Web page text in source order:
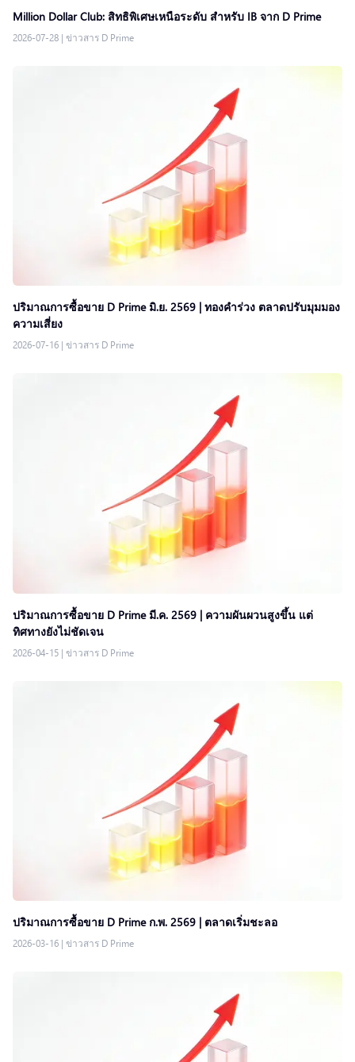
Million Dollar Club: สิทธิพิเศษเหนือระดับ สำหรับ IB จาก D Prime
2026-07-28 | ข่าวสาร D Prime
ปริมาณการซื้อขาย D Prime มิ.ย. 2569 | ทองคำร่วง ตลาดปรับมุมมอง
ความเสี่ยง
2026-07-16 | ข่าวสาร D Prime
ปริมาณการซื้อขาย D Prime มี.ค. 2569 | ความผันผวนสูงขึ้น แต่
ทิศทางยังไม่ชัดเจน
2026-04-15 | ข่าวสาร D Prime
ปริมาณการซื้อขาย D Prime ก.พ. 2569 | ตลาดเริ่มชะลอ
2026-03-16 | ข่าวสาร D Prime